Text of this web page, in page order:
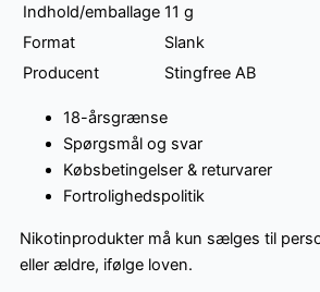
Indhold/emballage 11 g
Format
Slank
Producent
Stingfree AB
18-årsgrænse
Spørgsmål og svar
Købsbetingelser & returvarer
Fortrolighedspolitik
Nikotinprodukter må kun sælges til
eller ældre, ifølge loven.